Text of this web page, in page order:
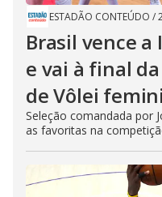
ESTADÃO CONTEÚDO /
Brasil vence
e vai à final
de Vôlei
Seleção comandada por
as favoritas na